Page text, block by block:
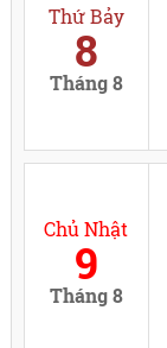
Thứ Bảy
8
Tháng 8
Chủ Nhật
9
Tháng 8